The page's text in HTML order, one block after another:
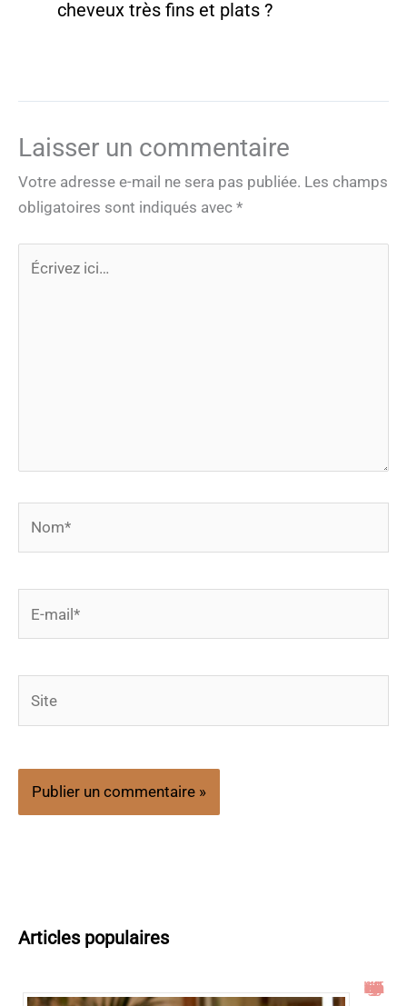
cheveux très fins et plats ?
Laisser un commentaire
Votre adresse e-mail ne sera pas publiée. Les champs
obligatoires sont indiqués avec *
mail*
Articles populaires
Idées de coupe cheveux mi long dégradé effilé avec frange à 60 ans